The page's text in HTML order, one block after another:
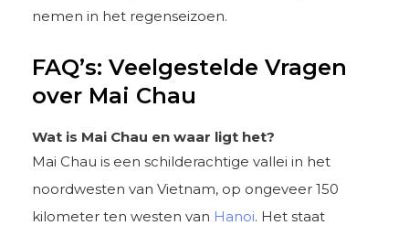
nemen in het regenseizoen.
FAQ’s: Veelgestelde Vragen
over Mai Chau
Wat is Mai Chau en waar ligt het?
Mai Chau is een schilderachtige vallei in het
noordwesten van Vietnam, op ongeveer 150
kilometer ten westen van Hanoi. Het staat